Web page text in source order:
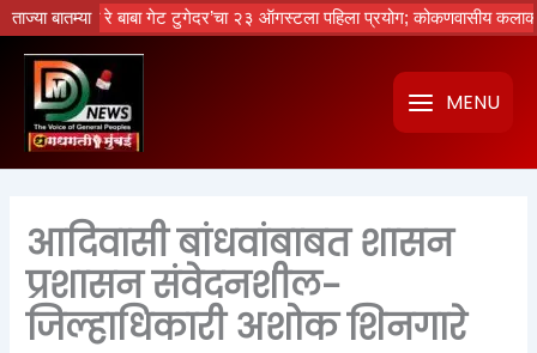
ताज्या बातम्या
नको रे बाबा गेट टुगेदर’चा २३ ऑगस्टला पहिला प्रयोग; कोकणवासीय कलाकारांची
Skip
to
content
MENU
आदिवासी बांधवांबाबत शासन
प्रशासन संवेदनशील-
जिल्हाधिकारी अशोक शिनगारे